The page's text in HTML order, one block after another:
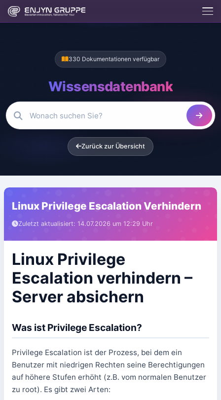
330 Dokumentationen verfügbar
Wissensdatenbank
Zurück zur Übersicht
Linux Privilege Escalation Verhindern
Zuletzt aktualisiert: 14.07.2026 um 12:29 Uhr
Linux Privilege
Escalation verhindern –
Server absichern
Was ist Privilege Escalation?
Privilege Escalation ist der Prozess, bei dem ein
Benutzer mit niedrigen Rechten seine Berechtigungen
auf höhere Stufen erhöht (z.B. vom normalen Benutzer
zu root). Es gibt zwei Arten:
Enjix
Website erstellen lassen Hosting & Server
App entwickeln lassen Kontakt aufnehmen